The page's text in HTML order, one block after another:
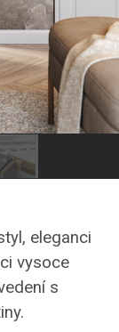
eleganci
vysoce
s